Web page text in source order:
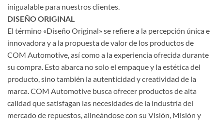
inigualable para nuestros clientes.
DISEÑO ORIGINAL
El término «Diseño Original» se refiere a la percepción única e
innovadora y a la propuesta de valor de los productos de
COM Automotive, así como a la experiencia ofrecida durante
su compra. Esto abarca no solo el empaque y la estética del
producto, sino también la autenticidad y creatividad de la
marca. COM Automotive busca ofrecer productos de alta
calidad que satisfagan las necesidades de la industria del
mercado de repuestos, alineándose con su Visión, Misión y